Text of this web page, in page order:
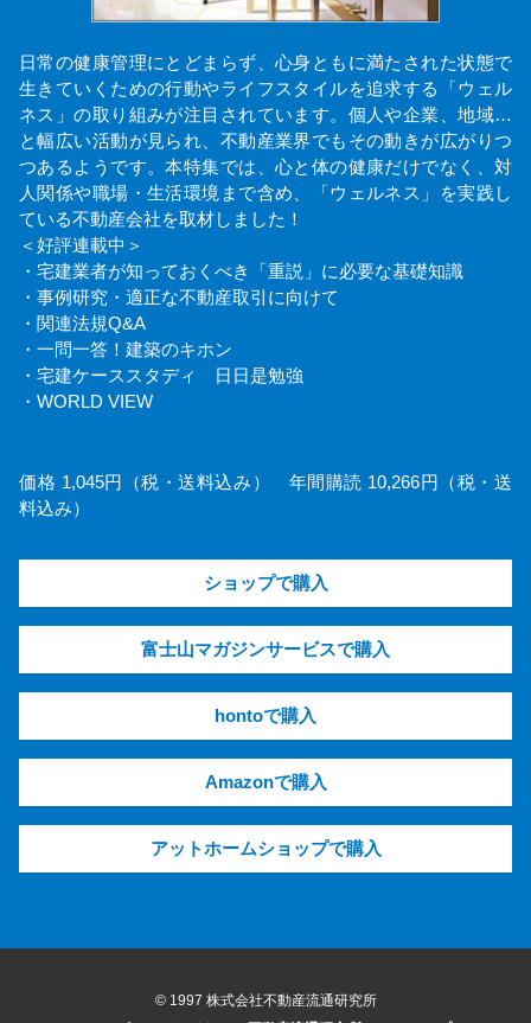
日常の健康管理にとどまらず、心身ともに満たされた状態で
生きていくための行動やライフスタイルを追求する「ウェル
ネス」の取り組みが注目されています。個人や企業、地域…
と幅広い活動が見られ、不動産業界でもその動きが広がりつ
つあるようです。本特集では、心と体の健康だけでなく、対
人関係や職場・生活環境まで含め、「ウェルネス」を実践し
ている不動産会社を取材しました！
＜好評連載中＞
・宅建業者が知っておくべき「重説」に必要な基礎知識
・事例研究・適正な不動産取引に向けて
・関連法規Q&A
・一問一答！建築のキホン
・宅建ケーススタディ 日日是勉強
・WORLD VIEW
価格 1,045円（税・送料込み） 年間購読 10,266円（税・送
料込み）
ショップで購入
富士山マガジンサービスで購入
hontoで購入
Amazonで購入
アットホームショップで購入
© 1997 株式会社不動産流通研究所